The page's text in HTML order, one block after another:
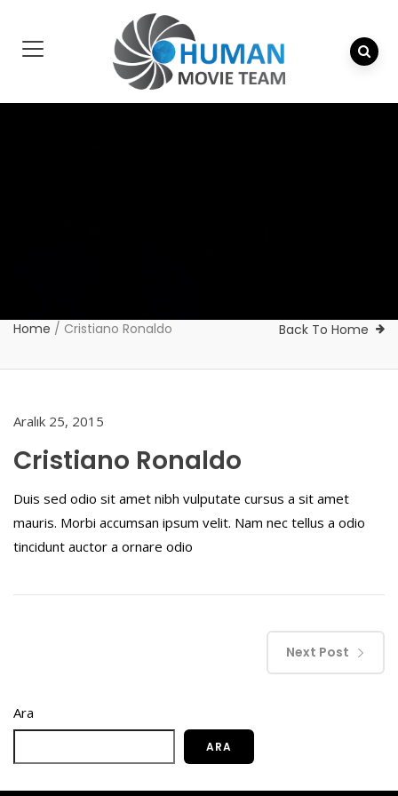
Home / Cristiano Ronaldo Back To Home
Aralık 25, 2015
Cristiano Ronaldo
Duis sed odio sit amet nibh vulputate cursus a sit amet
mauris. Morbi accumsan ipsum velit. Nam nec tellus a odio
tincidunt auctor a ornare odio
Next Post
Ara
ARA